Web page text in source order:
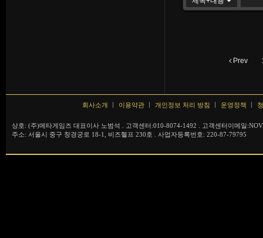
Prev
회사소개 이용약관 개인정보 처리 방침 운영정책
상호: (주)메타게임즈 대표이사 노범석 . 고객센터:010-8074-1492 . 고객센터이메일
주소: 서울시 중구 창경궁로 18-1, 비즈헬프 230호 . 사업자등록번호: 220-87-79795